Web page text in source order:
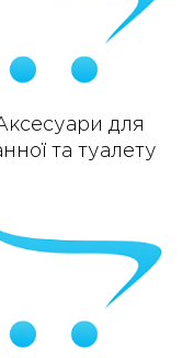
для
та туалету